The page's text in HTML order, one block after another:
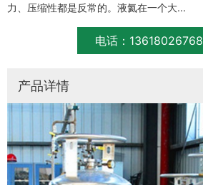
力、压缩性都是反常的。液氦在一个大...
电话：13618026768
产品详情